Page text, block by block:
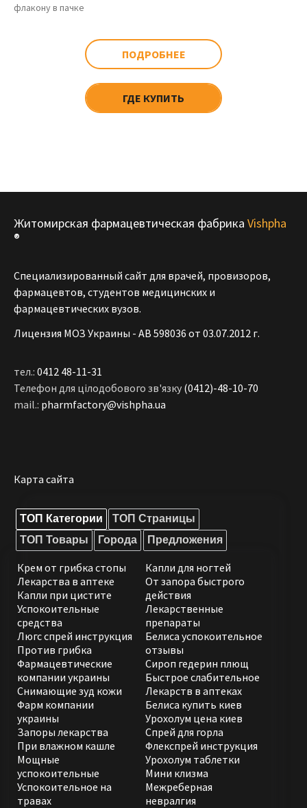
флакону в пачке
ПОДРОБНЕЕ
ГДЕ КУПИТЬ
Житомирская фармацевтическая фабрика Vishpha
®
Специализированный сайт для врачей, провизоров,
фармацевтов, студентов медицинских и
фармацевтических вузов.
Лицензия МОЗ Украины - АВ 598036 от 03.07.2012 г.
тел.: 0412 48-11-31
Телефон для цілодобового зв'язку (0412)-48-10-70
mail.: pharmfactory@vishpha.ua
Карта сайта
ТОП Категории
ТОП Страницы
ТОП Товары
Города Предложения
Крем от грибка стопы
Лекарства в аптеке
Капли при цистите
Успокоительные
средства
Люгс спрей инструкция
Против грибка
Фармацевтические
компании украины
Снимающие зуд кожи
Капли для ногтей
От запора быстрого
действия
Лекарственные
препараты
Белиса успокоительное
отзывы
Сироп гедерин плющ
Быстрое слабительное
Лекарств в аптеках
Фарм компании
украины
Запоры лекарства
При влажном кашле
Мощные
успокоительные
Успокоительное на
травах
Белиса купить киев
Урохолум цена киев
Спрей для горла
Флекспрей инструкция
Урохолум таблетки
Мини клизма
Межреберная
невралгия